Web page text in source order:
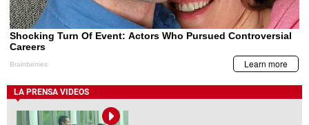
LA PRENSA VIDEOS